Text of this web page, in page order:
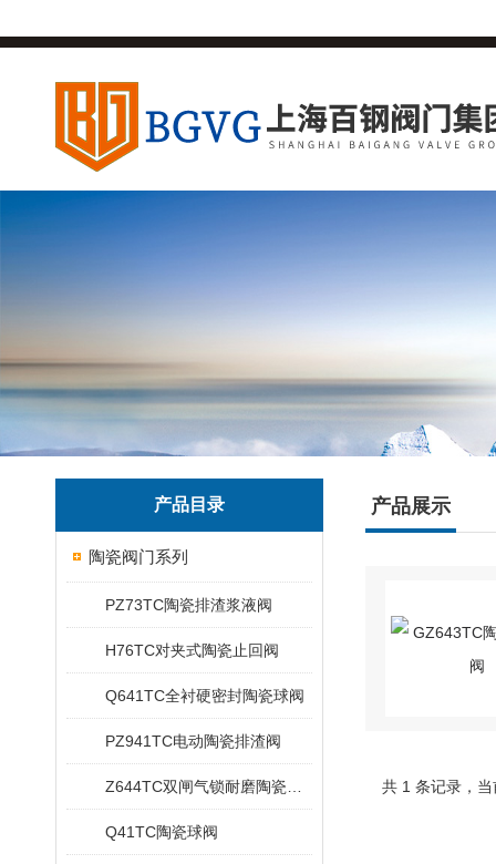
产品目录
陶瓷阀门系列
PZ73TC陶瓷排渣浆液阀
H76TC对夹式陶瓷止回阀
Q641TC全衬硬密封陶瓷球阀
PZ941TC电动陶瓷排渣阀
Q41TC陶瓷球阀
产品展示
共 1 条记录，